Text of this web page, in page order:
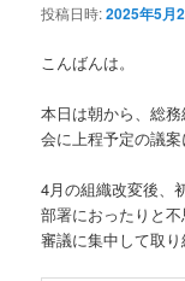
投稿日時:2025年5月
こんばんは。
本日は朝から、総
会に上程予定の議案
4月の組織改変後、
部署におったりと
審議に集中して取り